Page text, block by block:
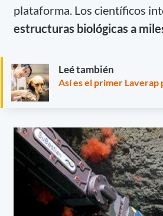
plataforma. Los científicos
estructuras biológicas a
Leé también
Así es el primer